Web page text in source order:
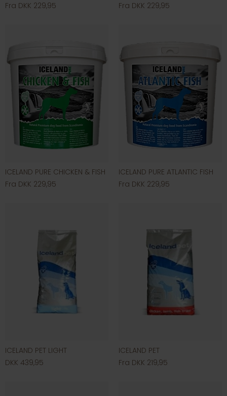
Fra DKK 229,95
Fra DKK 229,95
ICELAND PURE CHICKEN & FISH
Fra DKK 229,95
ICELAND PURE ATLANTIC FISH
Fra DKK 229,95
ICELAND PET LIGHT
DKK 439,95
ICELAND PET
Fra DKK 219,95